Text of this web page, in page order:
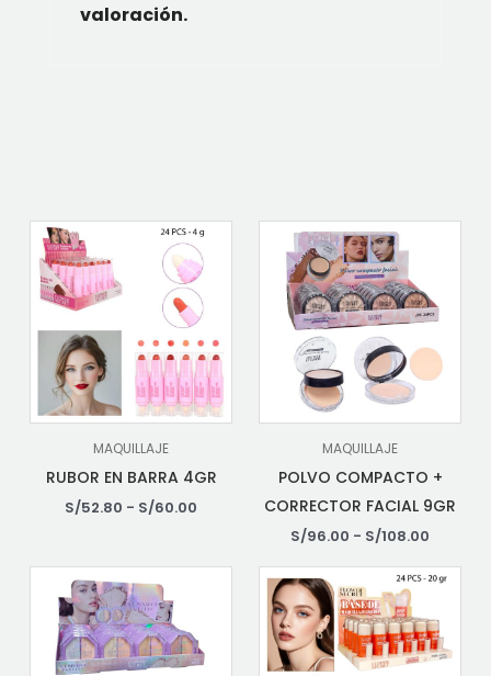
valoración.
MAQUILLAJE
RUBOR EN BARRA 4GR
S/52.80 - S/60.00
MAQUILLAJE
POLVO COMPACTO +
CORRECTOR FACIAL 9GR
S/96.00 - S/108.00